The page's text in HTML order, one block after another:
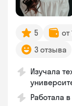
5 от
3 отзыва
Изучала
Работала